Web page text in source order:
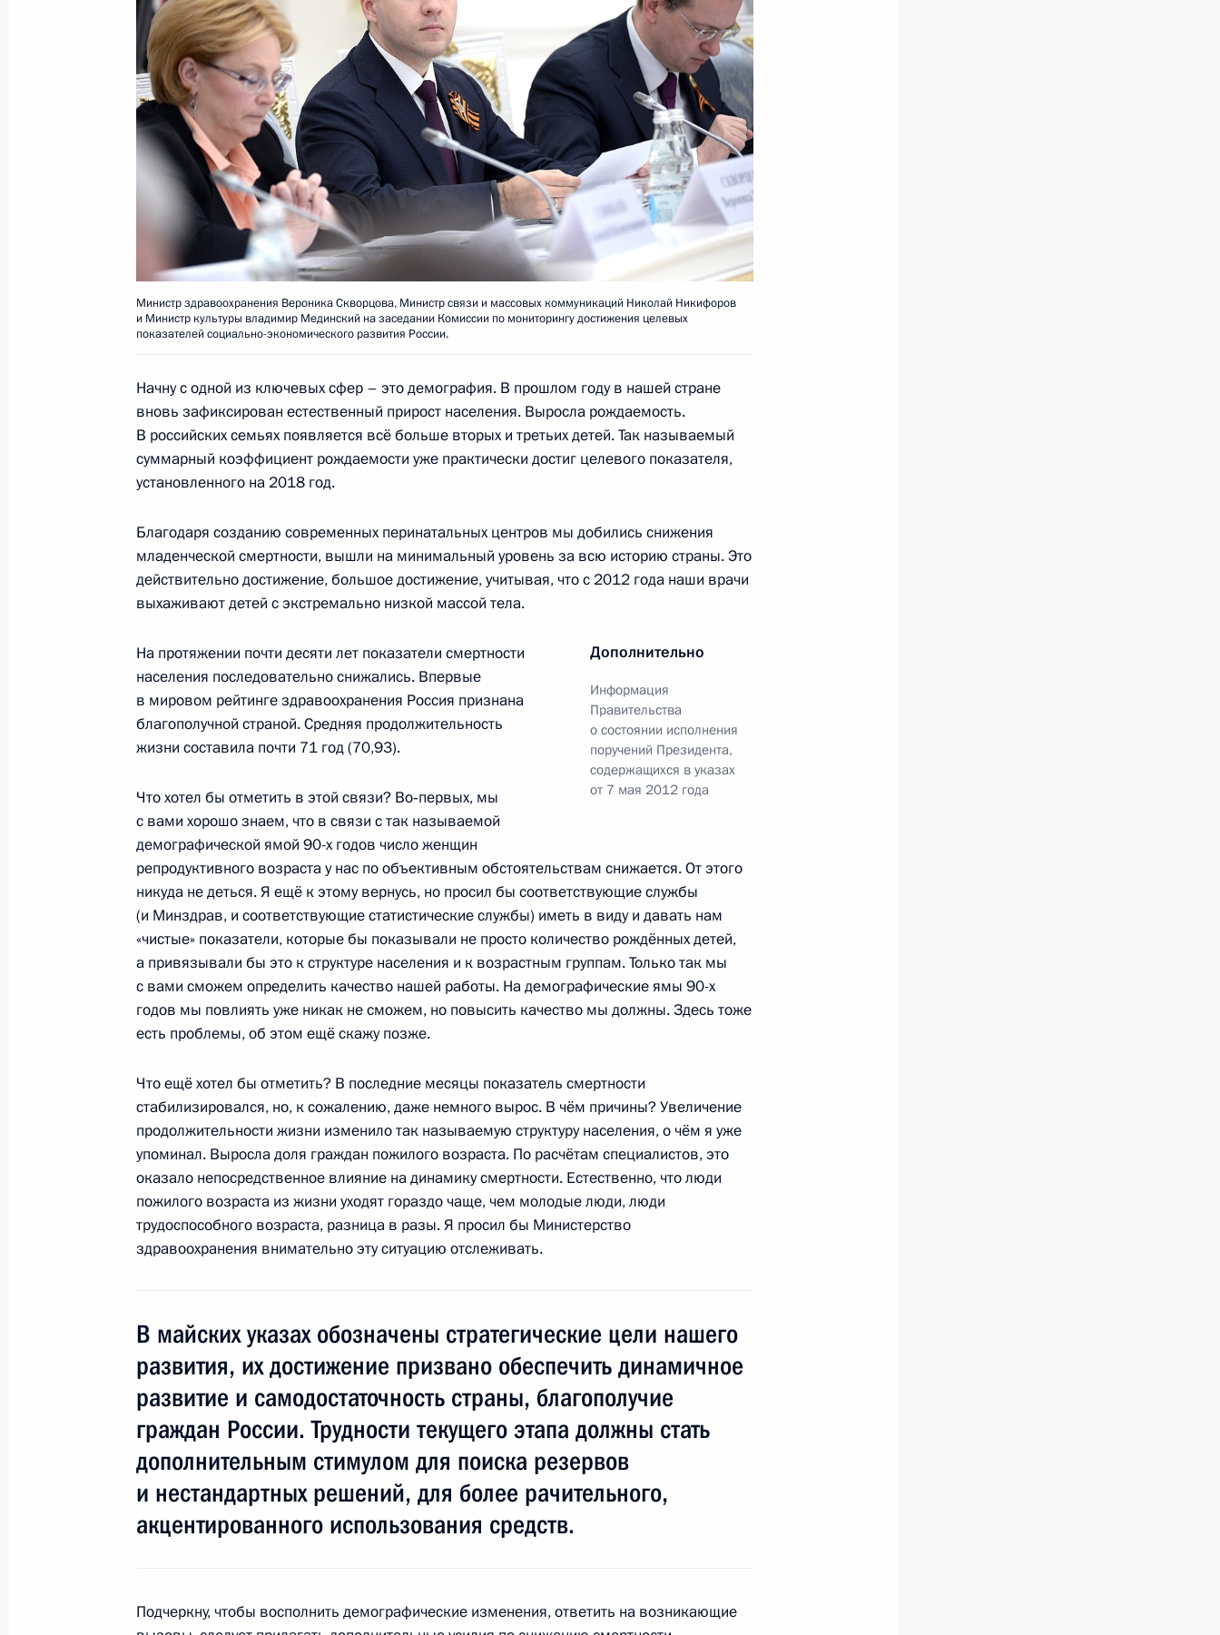
Заседание президиума Госсовета по вопросам безопасности
дорожного движения
14 марта 2016 года, 17:30
Совещание с членами Правительства
13 января 2016 года, 17:45
Перечень поручений по итогам заседания Государственного
совета
2 января 2016 года, 12:00
Заседание Госсовета по вопросам совершенствования системы
общего образования
23 декабря 2015 года, 15:15
Встреча с лауреатами всероссийского конкурса «Учитель года
России»
8 октября 2015 года, 14:40
Заседание рабочей группы Госсовета по вопросу
совершенствования системы общего образования в России
22 июля 2015 года, 13:15
Перечень поручений по итогам совместного заседания Совета
по межнациональным отношениям и Совета по русскому языку
4 июля 2015 года, 10:00
Перечень поручений по итогам встречи с участниками
«Поискового движения России»
10 мая 2015 года, 12:00
Заседание Комиссии по мониторингу достижения целевых
показателей социально-экономического развития
7 мая 2015 года, 15:45
Совместное заседание президиумов Совета
Совместное заседание Госсовета и Совета по культуре
и искусству
24 декабря 2014 года, 15:45
Перечень поручений по итогам встречи с молодыми учёными
Министр здравоохранения Вероника Скворцова, Министр связи и массовых коммуникаций Николай Никифоров
и Министр культуры владимир Мединский на заседании Комиссии по мониторингу достижения целевых
показателей социально-экономического развития России.
Начну с одной из ключевых сфер – это демография. В прошлом году в нашей стране
вновь зафиксирован естественный прирост населения. Выросла рождаемость.
В российских семьях появляется всё больше вторых и третьих детей. Так называемый
суммарный коэффициент рождаемости уже практически достиг целевого показателя,
установленного на 2018 год.
Благодаря созданию современных перинатальных центров мы добились снижения
младенческой смертности, вышли на минимальный уровень за всю историю страны. Это
действительно достижение, большое достижение, учитывая, что с 2012 года наши врачи
выхаживают детей с экстремально низкой массой тела.
Дополнительно
Информация
Правительства
о состоянии исполнения
поручений Президента,
содержащихся в указах
от 7 мая 2012 года
На протяжении почти десяти лет показатели смертности
населения последовательно снижались. Впервые
в мировом рейтинге здравоохранения Россия признана
благополучной страной. Средняя продолжительность
жизни составила почти 71 год (70,93).
Что хотел бы отметить в этой связи? Во‑первых, мы
с вами хорошо знаем, что в связи с так называемой
демографической ямой 90-х годов число женщин
репродуктивного возраста у нас по объективным обстоятельствам снижается. От этого
никуда не деться. Я ещё к этому вернусь, но просил бы соответствующие службы
(и Минздрав, и соответствующие статистические службы) иметь в виду и давать нам
«чистые» показатели, которые бы показывали не просто количество рождённых детей,
а привязывали бы это к структуре населения и к возрастным группам. Только так мы
с вами сможем определить качество нашей работы. На демографические ямы 90-х
годов мы повлиять уже никак не сможем, но повысить качество мы должны. Здесь тоже
есть проблемы, об этом ещё скажу позже.
Что ещё хотел бы отметить? В последние месяцы показатель смертности
стабилизировался, но, к сожалению, даже немного вырос. В чём причины? Увеличение
продолжительности жизни изменило так называемую структуру населения, о чём я уже
упоминал. Выросла доля граждан пожилого возраста. По расчётам специалистов, это
оказало непосредственное влияние на динамику смертности. Естественно, что люди
пожилого возраста из жизни уходят гораздо чаще, чем молодые люди, люди
трудоспособного возраста, разница в разы. Я просил бы Министерство
здравоохранения внимательно эту ситуацию отслеживать.
В майских указах обозначены стратегические цели нашего
развития, их достижение призвано обеспечить динамичное
развитие и самодостаточность страны, благополучие
граждан России. Трудности текущего этапа должны стать
дополнительным стимулом для поиска резервов
и нестандартных решений, для более рачительного,
акцентированного использования средств.
Подчеркну, чтобы восполнить демографические изменения, ответить на возникающие